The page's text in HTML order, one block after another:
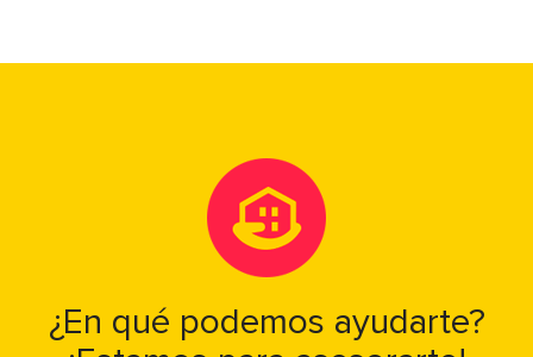
¿En qué podemos ayudarte?